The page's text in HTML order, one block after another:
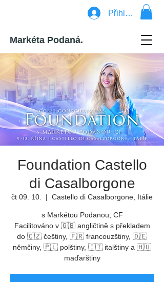
Přihlásit se
Markéta Podaná.
Foundation Castello
di Casalborgone
čt 09. 10.
  |
Castello di Casalborgone, Itálie
s Markétou Podanou, CF
Facilitováno v 🇬🇧 angličtině s překladem
do 🇨🇿 češtiny, 🇫🇷 francouzštiny, 🇩🇪
němčiny, 🇵🇱 polštiny, 🇮🇹 italštiny a 🇭🇺
maďarštiny